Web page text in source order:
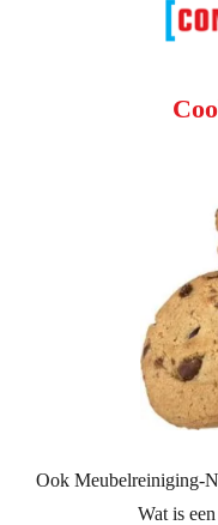
Ook Meubelreiniging-
Wat is